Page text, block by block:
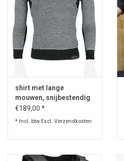
shirt met lange
mouwen, snijbestendig
- stof niveau 5 (AITEX-
getest)
€189,00 *
* Incl. btw Excl. Verzendkosten